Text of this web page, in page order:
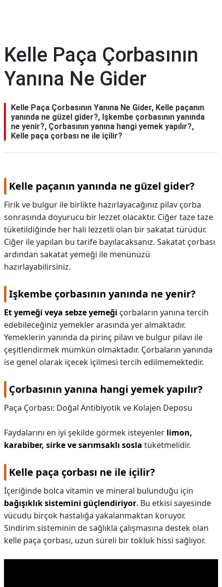
Kelle Paça Çorbasının
Yanına Ne Gider
Kelle Paça Çorbasının Yanına Ne Gider, Kelle paçanın
yanında ne güzel gider?, Işkembe çorbasının yanında
ne yenir?, Çorbasının yanına hangi yemek yapılır?,
Kelle paça çorbası ne ile içilir?
Kelle paçanın yanında ne güzel gider?
Firik ve bulgur ile birlikte hazırlayacağınız pilav çorba
sonrasında doyurucu bir lezzet olacaktır. Ciğer taze taze
tüketildiğinde her hali lezzetli olan bir sakatat türüdür.
Ciğer ile yapılan bu tarife bayılacaksanız. Sakatat çorbası
ardından sakatat yemeği ile menünüzü
hazırlayabilirsiniz.
Işkembe çorbasının yanında ne yenir?
Et yemeği veya sebze yemeği çorbaların yanına tercih
edebileceğiniz yemekler arasında yer almaktadır.
Yemeklerin yanında da pirinç pilavı ve bulgur pilavı ile
çeşitlendirmek mümkün olmaktadır. Çorbaların yanında
ise genel olarak içecek içilmesi tercih edilmemektedir.
Çorbasının yanına hangi yemek yapılır?
Paça Çorbası: Doğal Antibiyotik ve Kolajen Deposu
Faydalarını en iyi şekilde görmek isteyenler limon,
karabiber, sirke ve sarımsaklı sosla tüketmelidir.
Kelle paça çorbası ne ile içilir?
İçeriğinde bolca vitamin ve mineral bulunduğu için
bağışıklık sistemini güçlendiriyor. Bu etkisi sayesinde
vücudu birçok hastalığa yakalanmaktan koruyor.
Sindirim sisteminin de sağlıkla çalışmasına destek olan
kelle paça çorbası, uzun süreli bir tokluk hissi sağlıyor.